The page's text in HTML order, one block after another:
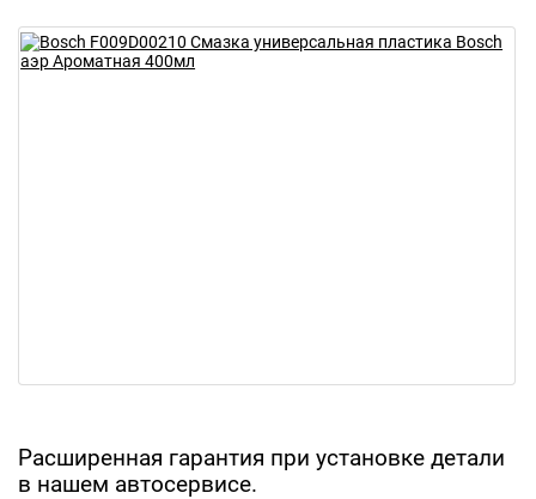
Расширенная гарантия при установке детали
в нашем автосервисе.